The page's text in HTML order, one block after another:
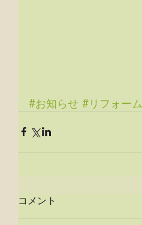
#お知らせ #リフォーム
コメント